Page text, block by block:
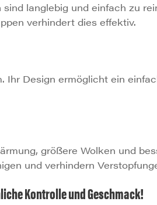
langlebig und einfach zu
verhindert dies effektiv.
Design ermöglicht ein
größere Wolken und
und verhindern
Kontrolle und Geschmack!